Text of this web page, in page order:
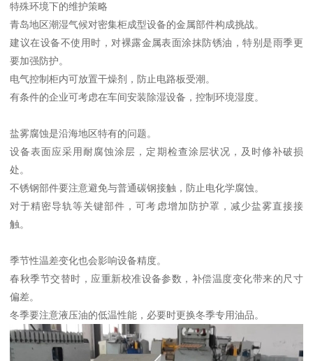
特殊环境下的维护策略
青岛地区潮湿气候对密集柜成型设备的金属部件构成挑战。
建议在设备不使用时，对裸露金属表面涂抹防锈油，特别是雨季更
要加强防护。
电气控制柜内可放置干燥剂，防止电路板受潮。
有条件的企业可考虑在车间安装除湿设备，控制环境湿度。
盐雾腐蚀是沿海地区特有的问题。
设备表面应采用耐腐蚀涂层，定期检查涂层状况，及时修补破损
处。
不锈钢部件要注意避免与普通碳钢接触，防止电化学腐蚀。
对于精密导轨等关键部件，可考虑增加防护罩，减少盐雾直接接
触。
季节性温差变化也会影响设备精度。
春秋季节交替时，应重新校准设备参数，补偿温度变化带来的尺寸
偏差。
冬季要注意液压油的低温性能，必要时更换冬季专用油品。